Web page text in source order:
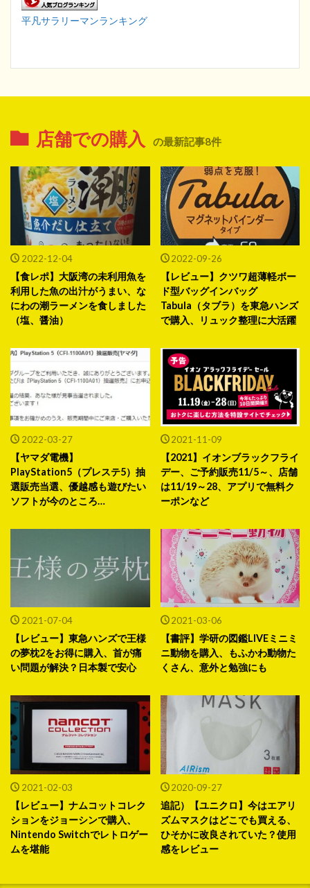
平凡サラリーマンランキング
店舗での購入 の最新記事8件
2022-12-04
【食レポ】大阪湾の未利用魚を
利用した魚の出汁がうまい、な
にわの潮ラーメンを食しました
（塩、醤油）
2022-09-26
【レビュー】クツワ超薄軽ボー
ド型バッグインバッグ
Tabula（タブラ）を東急ハンズ
で購入、リュック整理に大活躍
2022-03-27
【ヤマダ電機】
PlayStation5（プレステ5）抽
選販売当選、優越感も遊びたい
ソフトが今のところ…
2021-11-09
【2021】イオンブラックフライ
デー、ご予約販売11/5～、店舗
は11/19～28、アプリで無料ク
ーポンなど
2021-07-04
【レビュー】東急ハンズで王様
の夢枕2をお得に購入、首が痛
い問題が解決？日本製で安心
2021-03-06
【書評】学研の図鑑LIVEミニミ
ニ動物を購入、もふかわ動物た
くさん、意外と勉強にも
2021-02-03
【レビュー】ナムコットコレク
ションをジョーシンで購入、
Nintendo Switchでレトロゲー
ムを堪能
2020-09-27
追記）【ユニクロ】今はエアリ
ズムマスクはどこでも買える、
ひそかに改良されていた？使用
感をレビュー